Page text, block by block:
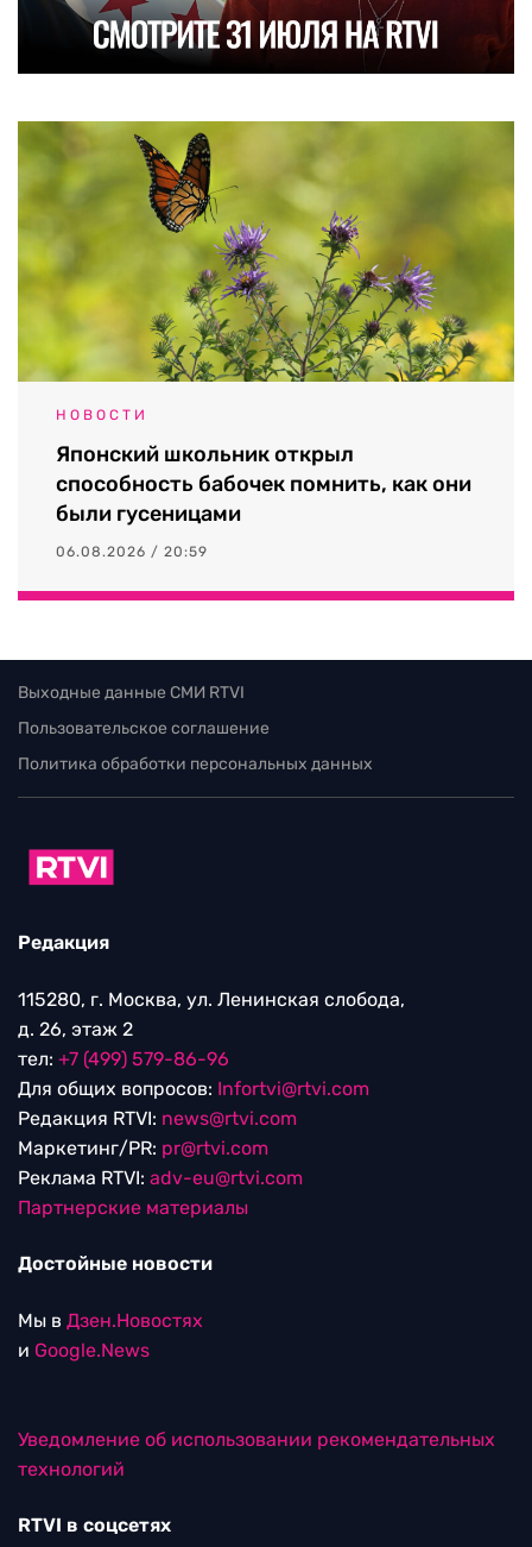
НОВОСТИ
Японский школьник открыл
способность бабочек помнить, как они
были гусеницами
06.08.2026 / 20:59
Выходные данные СМИ RTVI
Пользовательское соглашение
Политика обработки персональных данных
Редакция
115280, г. Москва, ул. Ленинская слобода,
д. 26, этаж 2
тел: +7 (499) 579-86-96
Для общих вопросов: Infortvi@rtvi.com
Редакция RTVI: news@rtvi.com
Маркетинг/PR: pr@rtvi.com
Реклама RTVI: adv-eu@rtvi.com
Партнерские материалы
Достойные новости
Мы в Дзен.Новостях
и Google.News
Уведомление об использовании рекомендательных
технологий
RTVI в соцсетях